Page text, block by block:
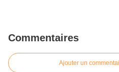
Commentaires
Ajouter un